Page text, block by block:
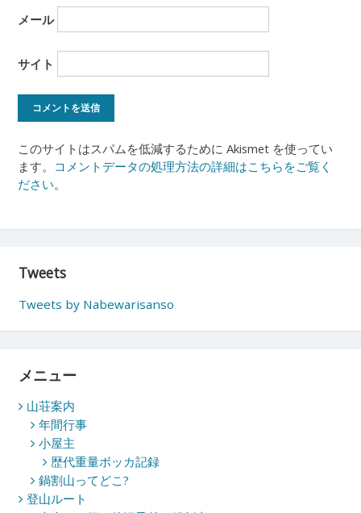
メール
サイト
このサイトはスパムを低減するために Akismet を使ってい
ます。 コメントデータの処理方法の詳細はこちらをご覧く
ださい。
Tweets
Tweets by Nabewarisanso
メニュー
山荘案内
年間行事
小屋主
歴代重量ボッカ記録
鍋割山ってどこ?
登山ルート